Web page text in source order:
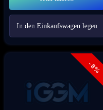
In den Einkaufswagen legen
- 8%